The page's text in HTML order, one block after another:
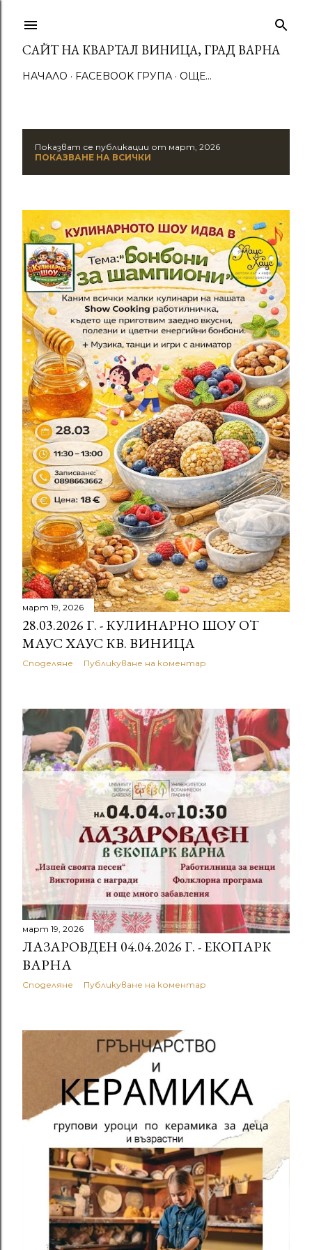
САЙТ НА КВАРТАЛ ВИНИЦА, ГРАД ВАРНА
НАЧАЛО FACEBOOK ГРУПА ОЩЕ…
П
б
л
и
к
а
ц
и
и
Показват се публикации от март, 2026
ПОКАЗВАНЕ НА ВСИЧКИ
март 19, 2026
28.03.2026 Г. - КУЛИНАРНО ШОУ ОТ
МАУС ХАУС КВ. ВИНИЦА
Споделяне Публикуване на коментар
март 19, 2026
ЛАЗАРОВДЕН 04.04.2026 Г. - ЕКОПАРК
ВАРНА
Споделяне Публикуване на коментар